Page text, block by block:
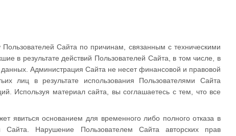
Сайта по причинам, связанным с техническими
в результате действий Пользователей Сайта, в том числе, в
данных. Администрация Сайта не несет финансовой и правовой
лиц в результате использования Пользователями Сайта
Используя материал сайта, вы соглашаетесь с тем, что все
явиться основанием для временного либо полного отказа в
Сайта. Нарушение Пользователем Сайта авторских прав